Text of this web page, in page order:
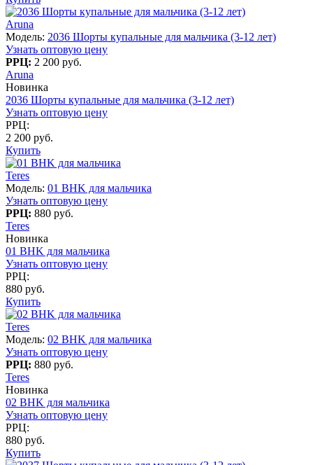
Aruna
Модель: 2036 Шорты купальные для мальчика (3-12 лет)
Узнать оптовую цену
РРЦ: 2 200 руб.
Aruna
Новинка
2036 Шорты купальные для мальчика (3-12 лет)
Узнать оптовую цену
РРЦ:
2 200 руб.
Купить
Teres
Модель: 01 BHK для мальчика
Узнать оптовую цену
РРЦ: 880 руб.
Teres
Новинка
01 BHK для мальчика
Узнать оптовую цену
РРЦ:
880 руб.
Купить
Teres
Модель: 02 BHK для мальчика
Узнать оптовую цену
РРЦ: 880 руб.
Teres
Новинка
02 BHK для мальчика
Узнать оптовую цену
РРЦ:
880 руб.
Купить